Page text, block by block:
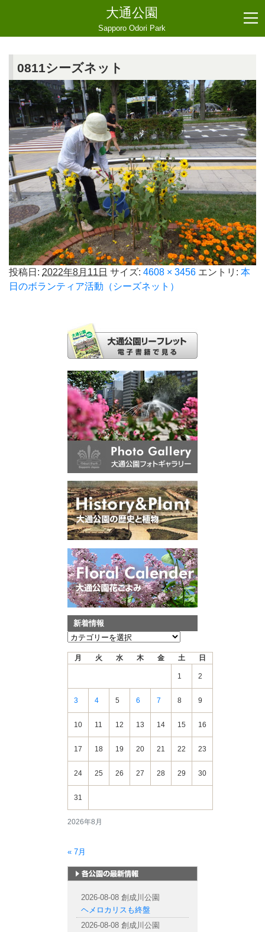
大通公園
Sapporo Odori Park
0811シーズネット
投稿日: 2022年8月11日 サイズ: 4608 × 3456 エントリ: 本
日のボランティア活動（シーズネット）
新着情報
新
2026年8月
月 火 水 木 金 土 日
1 2
3 4 5 6 7 8 9
10 11 12 13 14 15 16
17 18 19 20 21 22 23
24 25 26 27 28 29 30
31
« 7月
2026-08-08 創成川公園
ヘメロカリスも終盤
2026-08-08 創成川公園